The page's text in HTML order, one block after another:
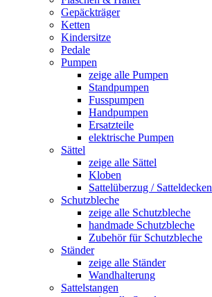
Gepäckträger
Ketten
Kindersitze
Pedale
Pumpen
zeige alle Pumpen
Standpumpen
Fusspumpen
Handpumpen
Ersatzteile
elektrische Pumpen
Sättel
zeige alle Sättel
Kloben
Sattelüberzug / Satteldecken
Schutzbleche
zeige alle Schutzbleche
handmade Schutzbleche
Zubehör für Schutzbleche
Ständer
zeige alle Ständer
Wandhalterung
Sattelstangen